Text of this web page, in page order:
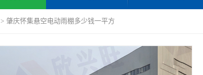
> 肇庆怀集悬空电动雨棚多少钱一平方